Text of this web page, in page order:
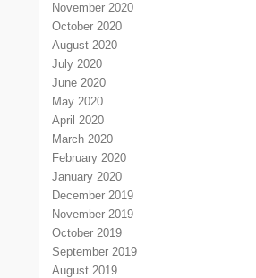
November 2020
October 2020
August 2020
July 2020
June 2020
May 2020
April 2020
March 2020
February 2020
January 2020
December 2019
November 2019
October 2019
September 2019
August 2019